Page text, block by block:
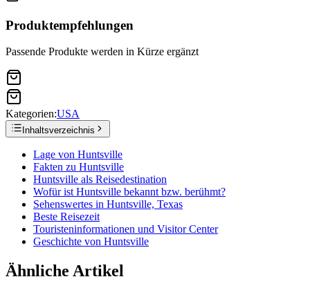
Produktempfehlungen
Passende Produkte werden in Kürze ergänzt
Kategorien:USA
Inhaltsverzeichnis
Lage von Huntsville
Fakten zu Huntsville
Huntsville als Reisedestination
Wofür ist Huntsville bekannt bzw. berühmt?
Sehenswertes in Huntsville, Texas
Beste Reisezeit
Touristeninformationen und Visitor Center
Geschichte von Huntsville
Ähnliche Artikel